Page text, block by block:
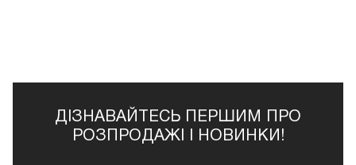
ДІЗНАВАЙТЕСЬ ПЕРШИМ ПРО
РОЗПРОДАЖІ І НОВИНКИ!